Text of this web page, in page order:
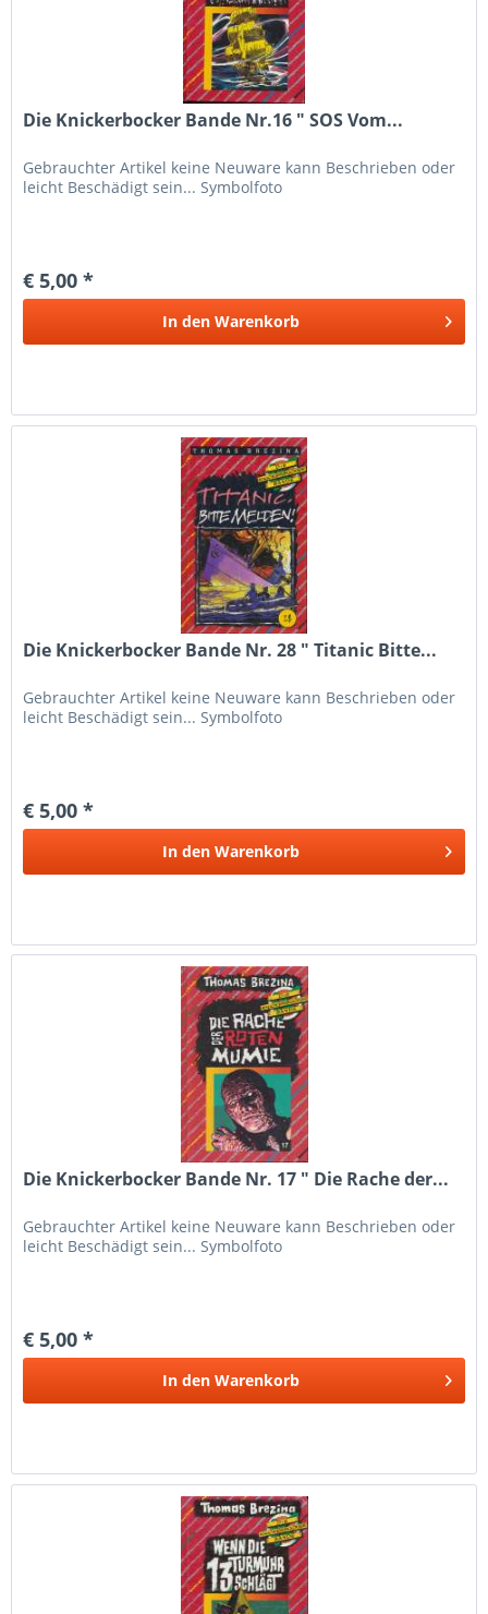
Die Knickerbocker Bande Nr.16 " SOS Vom...
Gebrauchter Artikel keine Neuware kann Beschrieben oder
leicht Beschädigt sein... Symbolfoto
€ 5,00 *
In den Warenkorb
Die Knickerbocker Bande Nr. 28 " Titanic Bitte...
Gebrauchter Artikel keine Neuware kann Beschrieben oder
leicht Beschädigt sein... Symbolfoto
€ 5,00 *
In den Warenkorb
Die Knickerbocker Bande Nr. 17 " Die Rache der...
Gebrauchter Artikel keine Neuware kann Beschrieben oder
leicht Beschädigt sein... Symbolfoto
€ 5,00 *
In den Warenkorb